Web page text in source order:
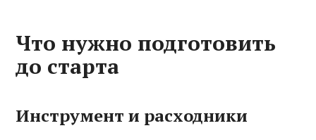
Что нужно подготовить
до старта
Инструмент и расходники